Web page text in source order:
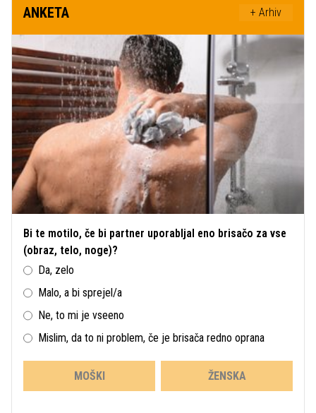
ANKETA + Arhiv
Bi te motilo, če bi partner uporabljal eno brisačo za vse
(obraz, telo, noge)?
Da, zelo
Malo, a bi sprejel/a
Ne, to mi je vseeno
Mislim, da to ni problem, če je brisača redno oprana
MOŠKI ŽENSKA